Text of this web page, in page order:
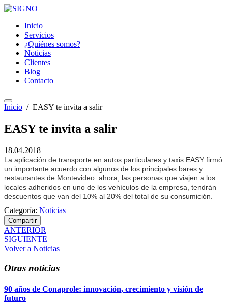
Inicio
Servicios
¿Quiénes somos?
Noticias
Clientes
Blog
Contacto
Inicio / EASY te invita a salir
EASY te invita a salir
18.04.2018
La aplicación de transporte en autos particulares y taxis EASY firmó
un importante acuerdo con algunos de los principales bares y
restaurantes de Montevideo: ahora, las personas que viajen a los
locales adheridos en uno de los vehículos de la empresa, tendrán
descuentos que van del 10% al 20% del total de su consumición.
Categoría: Noticias
Compartir
ANTERIOR
SIGUIENTE
Volver a Noticias
Otras noticias
90 años de Conaprole: innovación, crecimiento y visión de
futuro